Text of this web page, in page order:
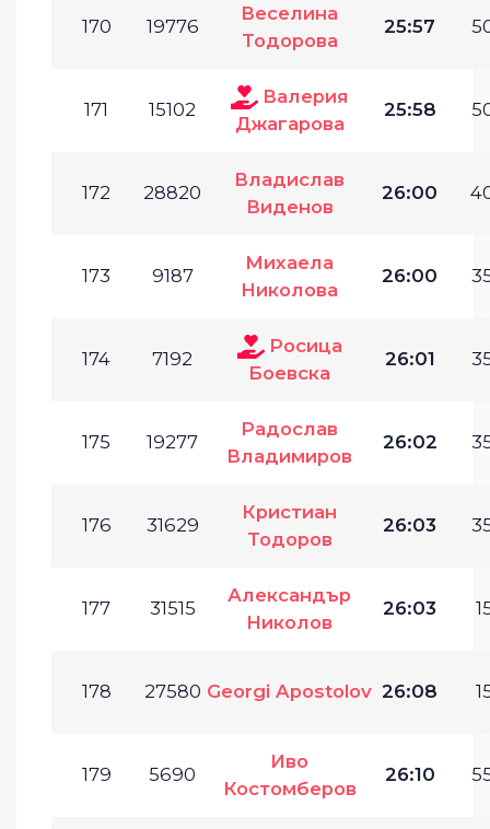
170 19776
Веселина
Тодорова
25:57
171 15102
Валерия
Джагарова
25:58
172 28820
Владислав
Виденов
26:00
173 9187
Михаела
Николова
26:00
174 7192
Росица
Боевска
26:01
175 19277
Радослав
Владимиров
26:02
176 31629
Кристиан
Тодоров
26:03
177 31515
Александър
Николов
26:03
178 27580 Georgi Apostolov 26:08
179 5690
Иво
Костомберов
26:10